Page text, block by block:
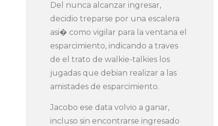
Del nunca alcanzar ingresar,
decidio treparse por una escalera
asi� como vigilar para la ventana el
esparcimiento, indicando a traves
de el trato de walkie-talkies los
jugadas que debian realizar a las
amistades de esparcimiento.
Jacobo ese data volvio a ganar,
incluso sin encontrarse ingresado